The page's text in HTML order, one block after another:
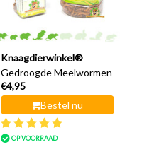
Knaagdierwinkel®
Gedroogde Meelwormen
€4,95
Bestel nu
OP VOORRAAD